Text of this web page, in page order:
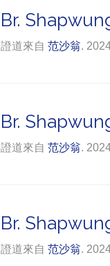
Br.
證道來自 范沙翁.
Br.
證道來自 范沙翁.
Br.
證道來自 范沙翁.